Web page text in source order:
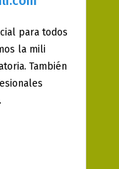
para todos
la mili
También